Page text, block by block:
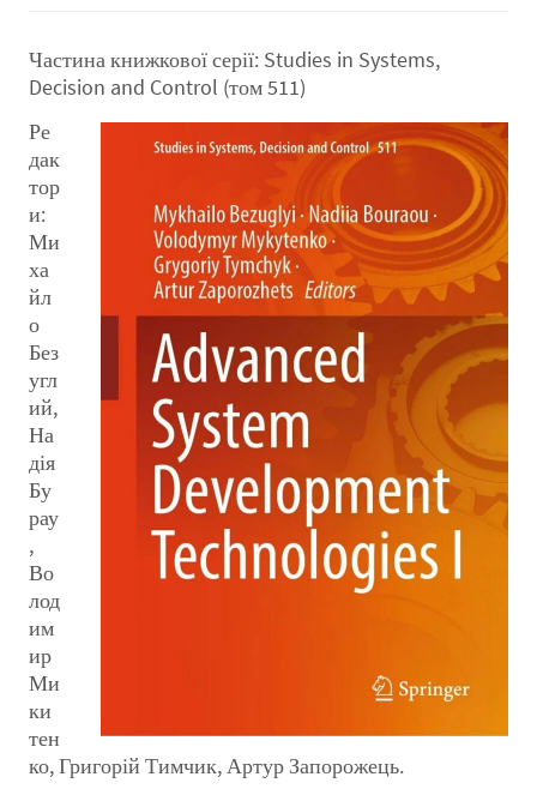
Частина книжкової серії: Studies in Systems,
Decision and Control (том 511)
Ре
дак
тор
и:
Ми
ха
йл
о
Без
угл
ий,
На
дія
Бу
рау
,
Во
лод
им
ир
Ми
ки
тен
ко, Григорій Тимчик, Артур Запорожець.